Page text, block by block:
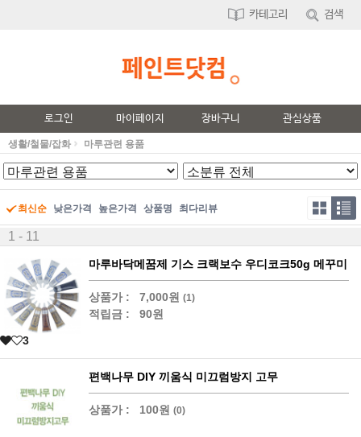
카테고리 검색
로그인 마이페이지 장바구니 관심상품
생활/철물/잡화 마루관련 용품
최신순 낮은가격 높은가격 상품명 최다리뷰
1 - 11
마루바닥메꿈제 기스 크랙보수 우디코크50g 메꾸미
상품가 : 7,000원 (1)
적립금 : 90원
3
편백나무 DIY 끼움식 미끄럼방지 고무
상품가 : 100원 (0)